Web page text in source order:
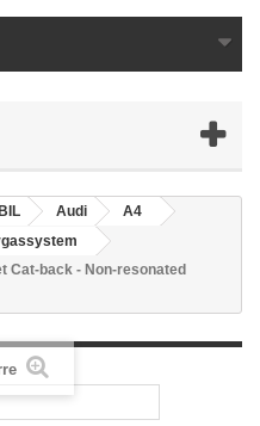
Audi
A4
Cat-back - Non-resonated